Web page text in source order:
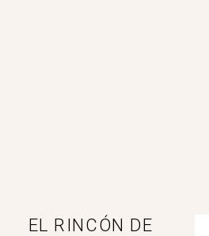
EL RINCÓN DE